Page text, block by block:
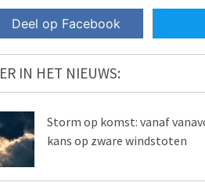
Deel op Facebook
IN HET NIEUWS:
Storm op komst: vanaf
kans op zware windstoten